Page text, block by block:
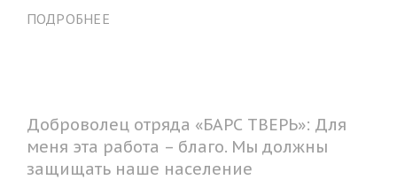
ПОДРОБНЕЕ
Доброволец отряда «БАРС ТВЕРЬ»: Для
меня эта работа – благо. Мы должны
защищать наше население